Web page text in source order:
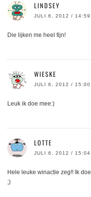
LINDSEY
JULI 6, 2012 / 14:59
Die lijken me heel fijn!
WIESKE
JULI 6, 2012 / 15:00
Leuk ik doe mee:)
LOTTE
JULI 6, 2012 / 15:04
Hele leuke winactie zeg!! Ik
;)